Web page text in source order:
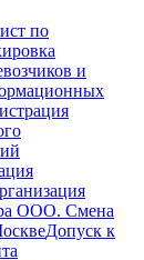
по
и
ООО. Смена
Допуск к